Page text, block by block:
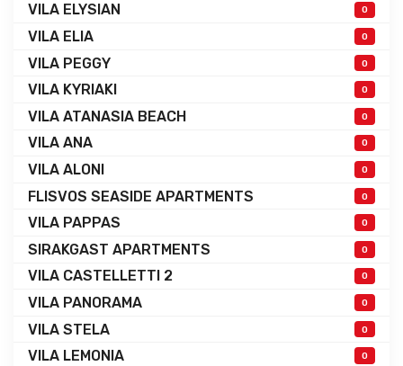
VILA ELYSIAN 0
VILA ELIA 0
VILA PEGGY 0
VILA KYRIAKI 0
VILA ATANASIA BEACH 0
VILA ANA 0
VILA ALONI 0
FLISVOS SEASIDE APARTMENTS 0
VILA PAPPAS 0
SIRAKGAST APARTMENTS 0
VILA CASTELLETTI 2 0
VILA PANORAMA 0
VILA STELA 0
VILA LEMONIA 0